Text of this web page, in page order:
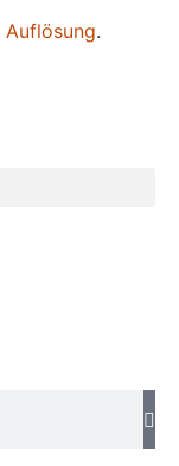
Auflösung.